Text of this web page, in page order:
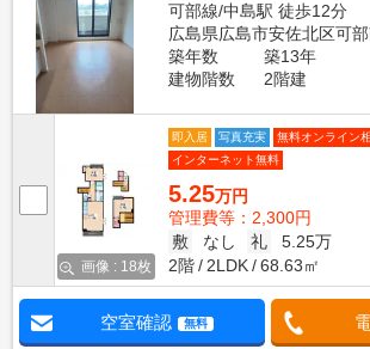
可部線/中島駅 徒歩12分
広島県広島市安佐北区可
築年数
築13年
建物階数
2階建
画像 : 18枚
即入居 写真充実
無料オンライン
インターネット無料
5.25万円
管理費等：2,300円
敷
なし 礼
5.25万
2階
2LDK 68.63㎡
空室確認 無料